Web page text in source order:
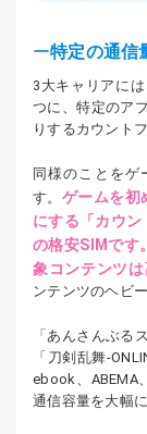
特定の通信
3大キャリアに
つに、特定のア
りするカウント
同様のことをゲ
す。 ゲームを初
にする「カウ
の格安SIMです
象コンテンツ
ンテンツのヘビ
「あんさんぶる
「刀剣乱舞-
ebook、ABEMA
通信容量を大幅